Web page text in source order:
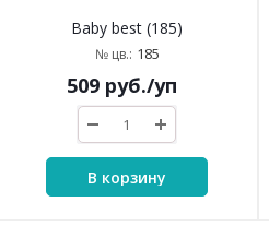
Baby best (185)
№ цв.: 185
509руб./уп
В корзину